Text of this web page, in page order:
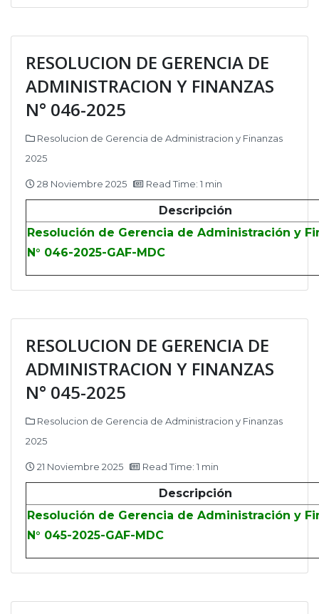
RESOLUCION DE GERENCIA DE
ADMINISTRACION Y FINANZAS
N° 046-2025
Resolucion de Gerencia de Administracion y Finanzas
2025
28 Noviembre 2025 Read Time: 1 min
Descripción
Resolución de Gerencia de Administración y
N° 046-2025-GAF-MDC
RESOLUCION DE GERENCIA DE
ADMINISTRACION Y FINANZAS
N° 045-2025
Resolucion de Gerencia de Administracion y Finanzas
2025
21 Noviembre 2025 Read Time: 1 min
Descripción
Resolución de Gerencia de Administración y
N° 045-2025-GAF-MDC